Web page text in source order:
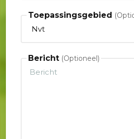
Toepassingsgebied
Bericht